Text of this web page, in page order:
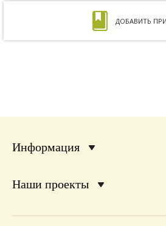
ДОБАВИТЬ
Информация
Наши проекты